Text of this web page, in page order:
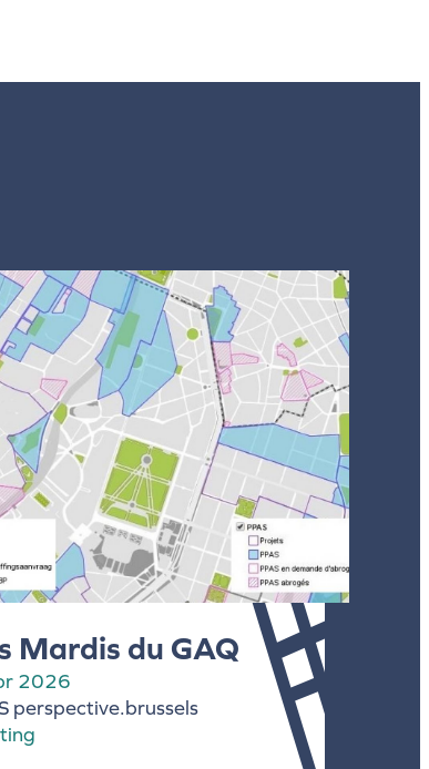
Mardis du GAQ
2026
perspective.brussels